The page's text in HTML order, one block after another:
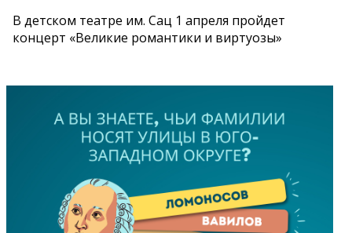
В детском театре им. Сац 1 апреля пройдет
концерт «Великие романтики и виртуозы»